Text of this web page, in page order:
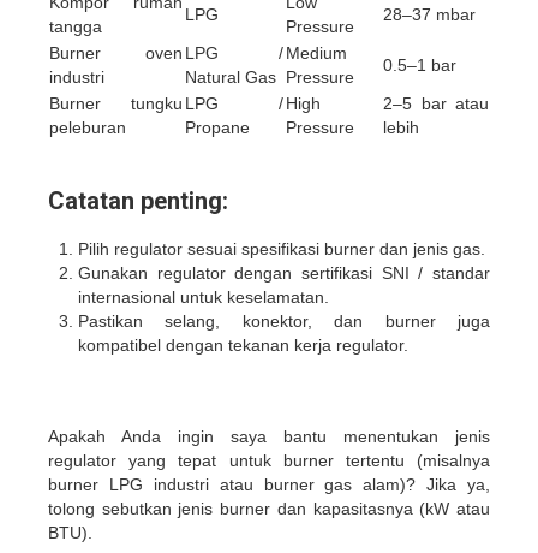
tangga
LPG
Pressure
28–37 mbar
Burner oven
industri
LPG /
Natural Gas
Medium
Pressure
0.5–1 bar
Burner tungku
peleburan
LPG /
Propane
High
Pressure
2–5 bar atau
lebih
Catatan penting:
Pilih regulator sesuai spesifikasi burner dan jenis gas.
Gunakan regulator dengan sertifikasi SNI / standar
internasional untuk keselamatan.
Pastikan selang, konektor, dan burner juga
kompatibel dengan tekanan kerja regulator.
Apakah Anda ingin saya bantu menentukan jenis
regulator yang tepat untuk burner tertentu (misalnya
burner LPG industri atau burner gas alam)? Jika ya,
tolong sebutkan jenis burner dan kapasitasnya (kW atau
BTU).